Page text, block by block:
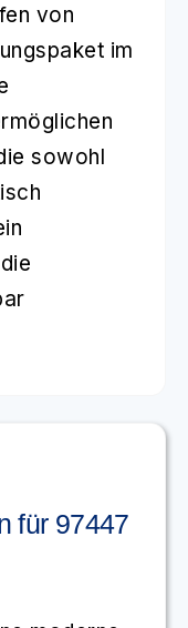
von
im
sowohl
für 97447